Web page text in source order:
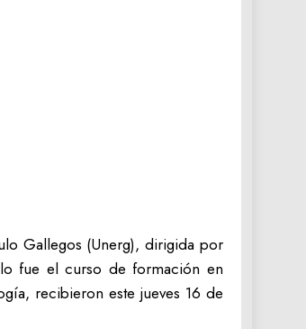
Gallegos (Unerg), dirigida por
fue el curso de formación en
recibieron este jueves 16 de